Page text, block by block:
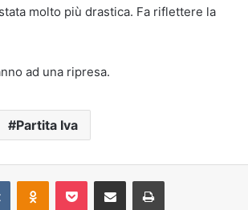
molto più drastica. Fa riflettere la
ad una ripresa.
Partita Iva
VKontakteOdnoklassniki
PocketCondividi via Email Stampa